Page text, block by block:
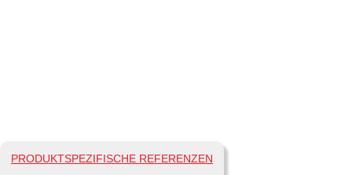
PRODUKTSPEZIFISCHE REFERENZEN